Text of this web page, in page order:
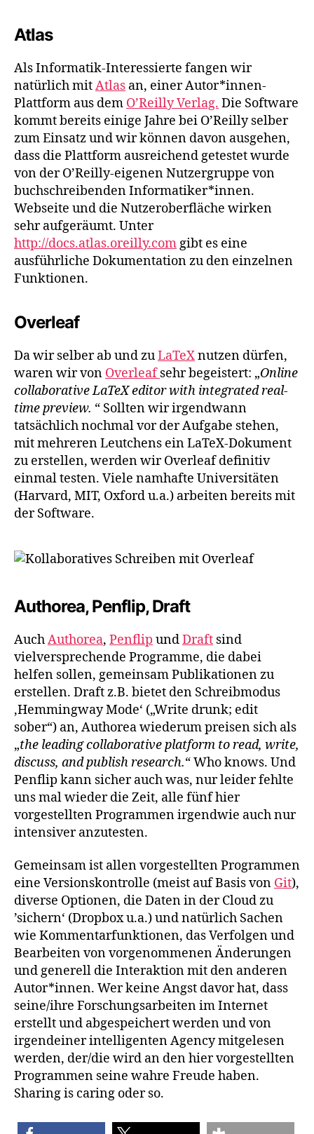
Atlas
Als Informatik-Interessierte fangen wir
natürlich mitAtlas an, einer Autor*innen-
Plattform aus dem O’Reilly Verlag. Die Software
kommt bereits einige Jahre bei O’Reilly selber
zum Einsatz und wir können davon ausgehen,
dass die Plattform ausreichend getestet wurde
von der O’Reilly-eigenen Nutzergruppe von
buchschreibenden Informatiker*innen.
Webseite und die Nutzeroberfläche wirken
sehr aufgeräumt. Unter
http://docs.atlas.oreilly.com gibt es eine
ausführliche Dokumentation zu den einzelnen
Funktionen.
Overleaf
Da wir selber ab und zuLaTeXnutzen dürfen,
waren wir von Overleafsehr begeistert: „Online
collaborative LaTeX editor with integrated real-
time preview. “ Sollten wir irgendwann
tatsächlich nochmal vor der Aufgabe stehen,
mit mehreren Leutchens ein LaTeX-Dokument
zu erstellen, werden wir Overleaf definitiv
einmal testen. Viele namhafte Universitäten
(Harvard, MIT, Oxford u.a.) arbeiten bereits mit
der Software.
Authorea, Penflip, Draft
AuchAuthorea, Penflip undDraft sind
vielversprechende Programme, die dabei
helfen sollen, gemeinsam Publikationen zu
erstellen. Draft z.B. bietet den Schreibmodus
‚Hemmingway Mode‘ („Write drunk; edit
sober“) an, Authorea wiederum preisen sich als
„the leading collaborative platform to read, write,
discuss, and publish research.“ Who knows. Und
Penflip kann sicher auch was, nur leider fehlte
uns mal wieder die Zeit, alle fünf hier
vorgestellten Programmen irgendwie auch nur
intensiver anzutesten.
Gemeinsam ist allen vorgestellten Programmen
eine Versionskontrolle (meist auf Basis von Git),
diverse Optionen, die Daten in der Cloud zu
’sichern‘ (Dropbox u.a.) und natürlich Sachen
wie Kommentarfunktionen, das Verfolgen und
Bearbeiten von vorgenommenen Änderungen
und generell die Interaktion mit den anderen
Autor*innen. Wer keine Angst davor hat, dass
seine/ihre Forschungsarbeiten im Internet
erstellt und abgespeichert werden und von
irgendeiner intelligenten Agency mitgelesen
werden, der/die wird an den hier vorgestellten
Programmen seine wahre Freude haben.
Sharing is caring oder so.